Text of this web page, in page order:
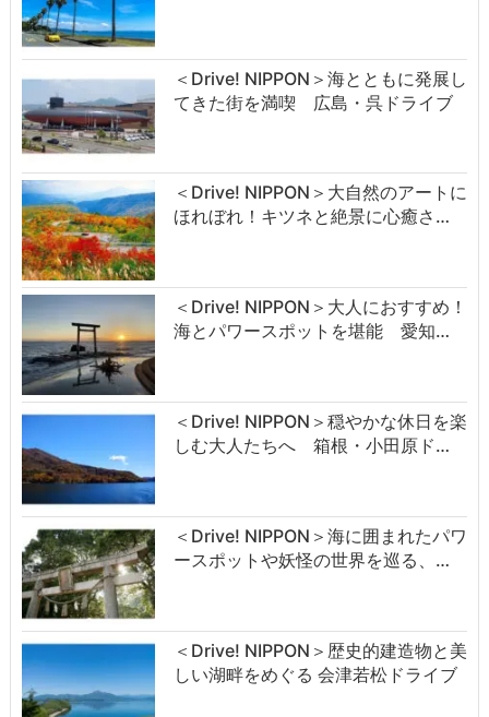
＜Drive! NIPPON＞海とともに発展し
てきた街を満喫 広島・呉ドライブ
＜Drive! NIPPON＞大自然のアートに
ほれぼれ！キツネと絶景に心癒さ…
＜Drive! NIPPON＞大人におすすめ！
海とパワースポットを堪能 愛知…
＜Drive! NIPPON＞穏やかな休日を楽
しむ大人たちへ 箱根・小田原ド…
＜Drive! NIPPON＞海に囲まれたパワ
ースポットや妖怪の世界を巡る、…
＜Drive! NIPPON＞歴史的建造物と美
しい湖畔をめぐる 会津若松ドライブ